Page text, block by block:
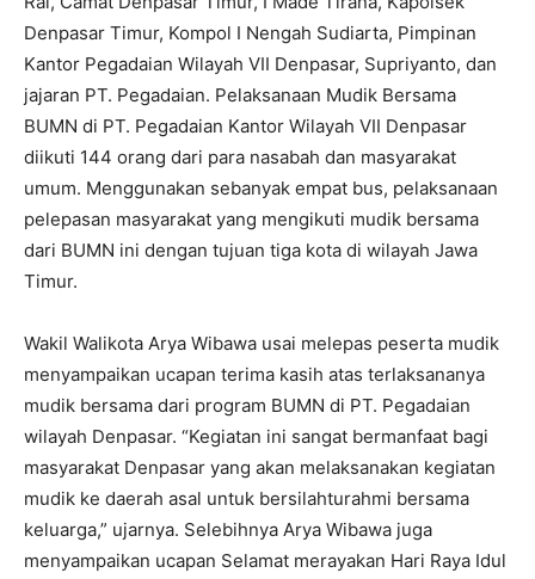
Denpasar Timur, Kompol I Nengah Sudiarta, Pimpinan
Kantor Pegadaian Wilayah VII Denpasar, Supriyanto, dan
jajaran PT. Pegadaian. Pelaksanaan Mudik Bersama
BUMN di PT. Pegadaian Kantor Wilayah VII Denpasar
diikuti 144 orang dari para nasabah dan masyarakat
umum. Menggunakan sebanyak empat bus, pelaksanaan
pelepasan masyarakat yang mengikuti mudik bersama
dari BUMN ini dengan tujuan tiga kota di wilayah Jawa
Timur.
Wakil Walikota Arya Wibawa usai melepas peserta mudik
menyampaikan ucapan terima kasih atas terlaksananya
mudik bersama dari program BUMN di PT. Pegadaian
wilayah Denpasar. “Kegiatan ini sangat bermanfaat bagi
masyarakat Denpasar yang akan melaksanakan kegiatan
mudik ke daerah asal untuk bersilahturahmi bersama
keluarga,” ujarnya. Selebihnya Arya Wibawa juga
menyampaikan ucapan Selamat merayakan Hari Raya Idul